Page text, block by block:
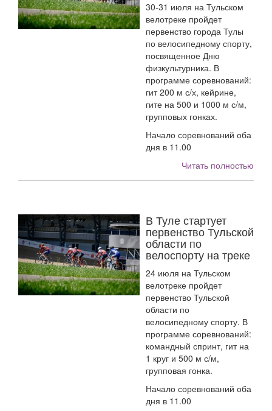
30-31 июля на Тульском
велотреке пройдет
первенство города Тулы
по велосипедному спорту,
посвященное Дню
физкультурника. В
программе соревнований:
гит 200 м с/х, кейрине,
гите на 500 и 1000 м с/м,
групповых гонках.
Начало соревнований оба
дня в 11.00
Читать полностью
В Туле стартует
первенство Тульской
области по
велоспорту на треке
24 июля на Тульском
велотреке пройдет
первенство Тульской
области по
велосипедному спорту. В
программе соревнований:
командный спринт, гит на
1 круг и 500 м с/м,
групповая гонка.
Начало соревнований оба
дня в 11.00